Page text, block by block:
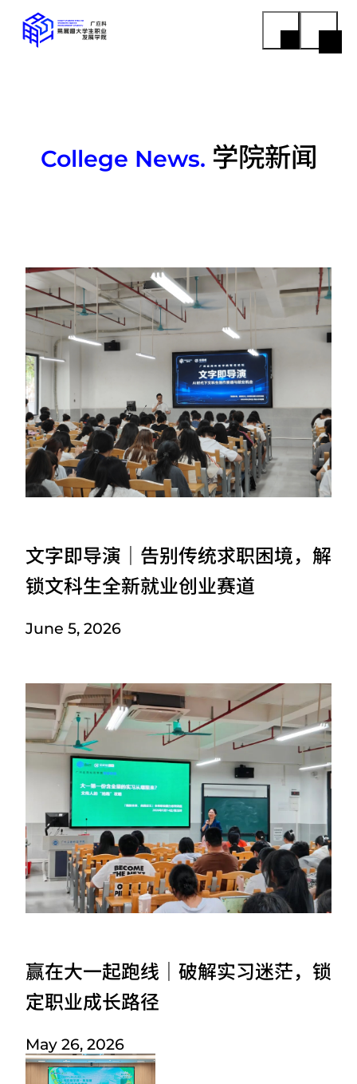
College News. 学院新闻
文字即导演｜告别传统求职困境，解
锁文科生全新就业创业赛道
June 5, 2026
赢在大一起跑线｜破解实习迷茫，锁
定职业成长路径
May 26, 2026